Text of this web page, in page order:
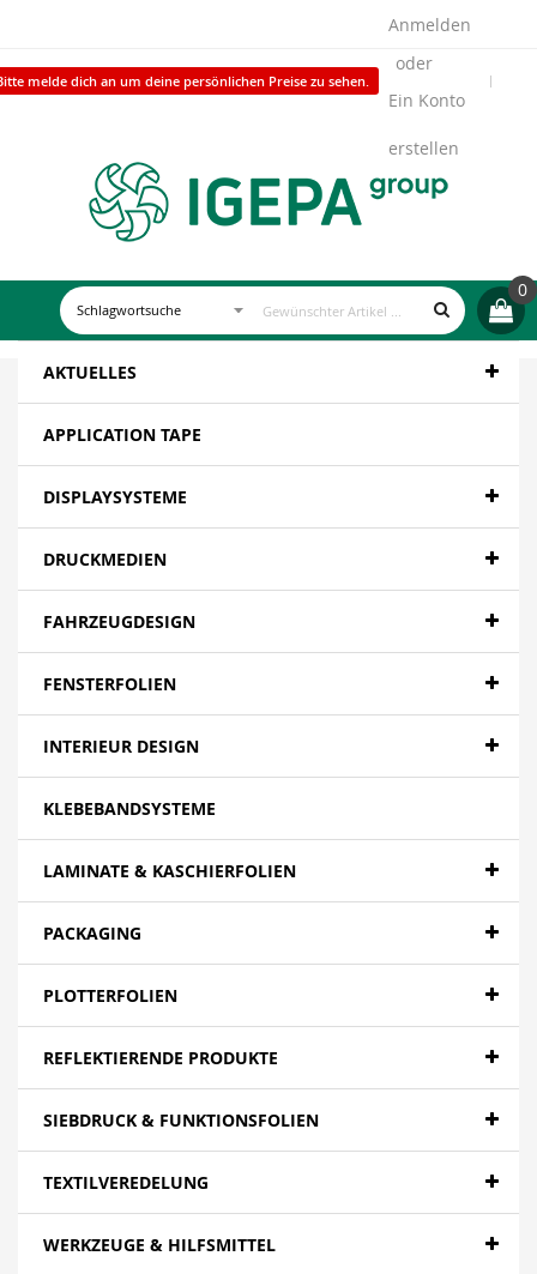
melde dich an um deine persönlichen Preise zu sehen.
Anmelden
Ein Konto
erstellen
0
AKTUELLES
APPLICATION TAPE
DISPLAYSYSTEME
DRUCKMEDIEN
FAHRZEUGDESIGN
FENSTERFOLIEN
INTERIEUR DESIGN
KLEBEBANDSYSTEME
LAMINATE & KASCHIERFOLIEN
PACKAGING
PLOTTERFOLIEN
REFLEKTIERENDE PRODUKTE
SIEBDRUCK & FUNKTIONSFOLIEN
TEXTILVEREDELUNG
WERKZEUGE & HILFSMITTEL